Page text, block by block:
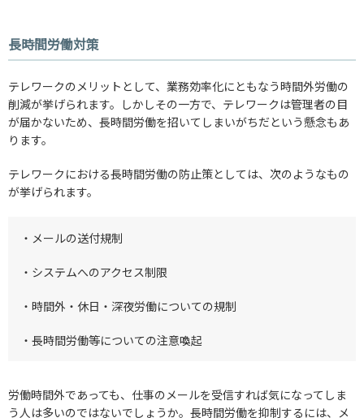
長時間労働対策
テレワークのメリットとして、業務効率化にともなう時間外労働の
削減が挙げられます。しかしその一方で、テレワークは管理者の目
が届かないため、長時間労働を招いてしまいがちだという懸念もあ
ります。
テレワークにおける長時間労働の防止策としては、次のようなもの
が挙げられます。
・メールの送付規制
・システムへのアクセス制限
・時間外・休日・深夜労働についての規制
・長時間労働等についての注意喚起
労働時間外であっても、仕事のメールを受信すれば気になってしま
う人は多いのではないでしょうか。長時間労働を抑制するには、メ